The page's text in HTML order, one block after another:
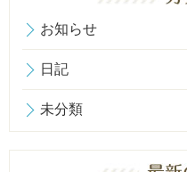
お知らせ
日記
未分類